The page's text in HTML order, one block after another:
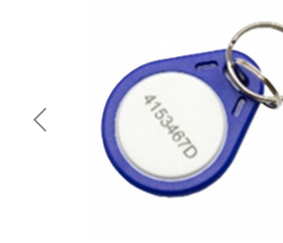
Předchozí